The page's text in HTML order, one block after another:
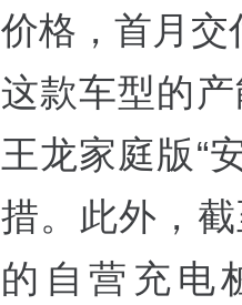
价格，首月交
这款车型的
王龙家庭版“
措。此外，
的自营充电